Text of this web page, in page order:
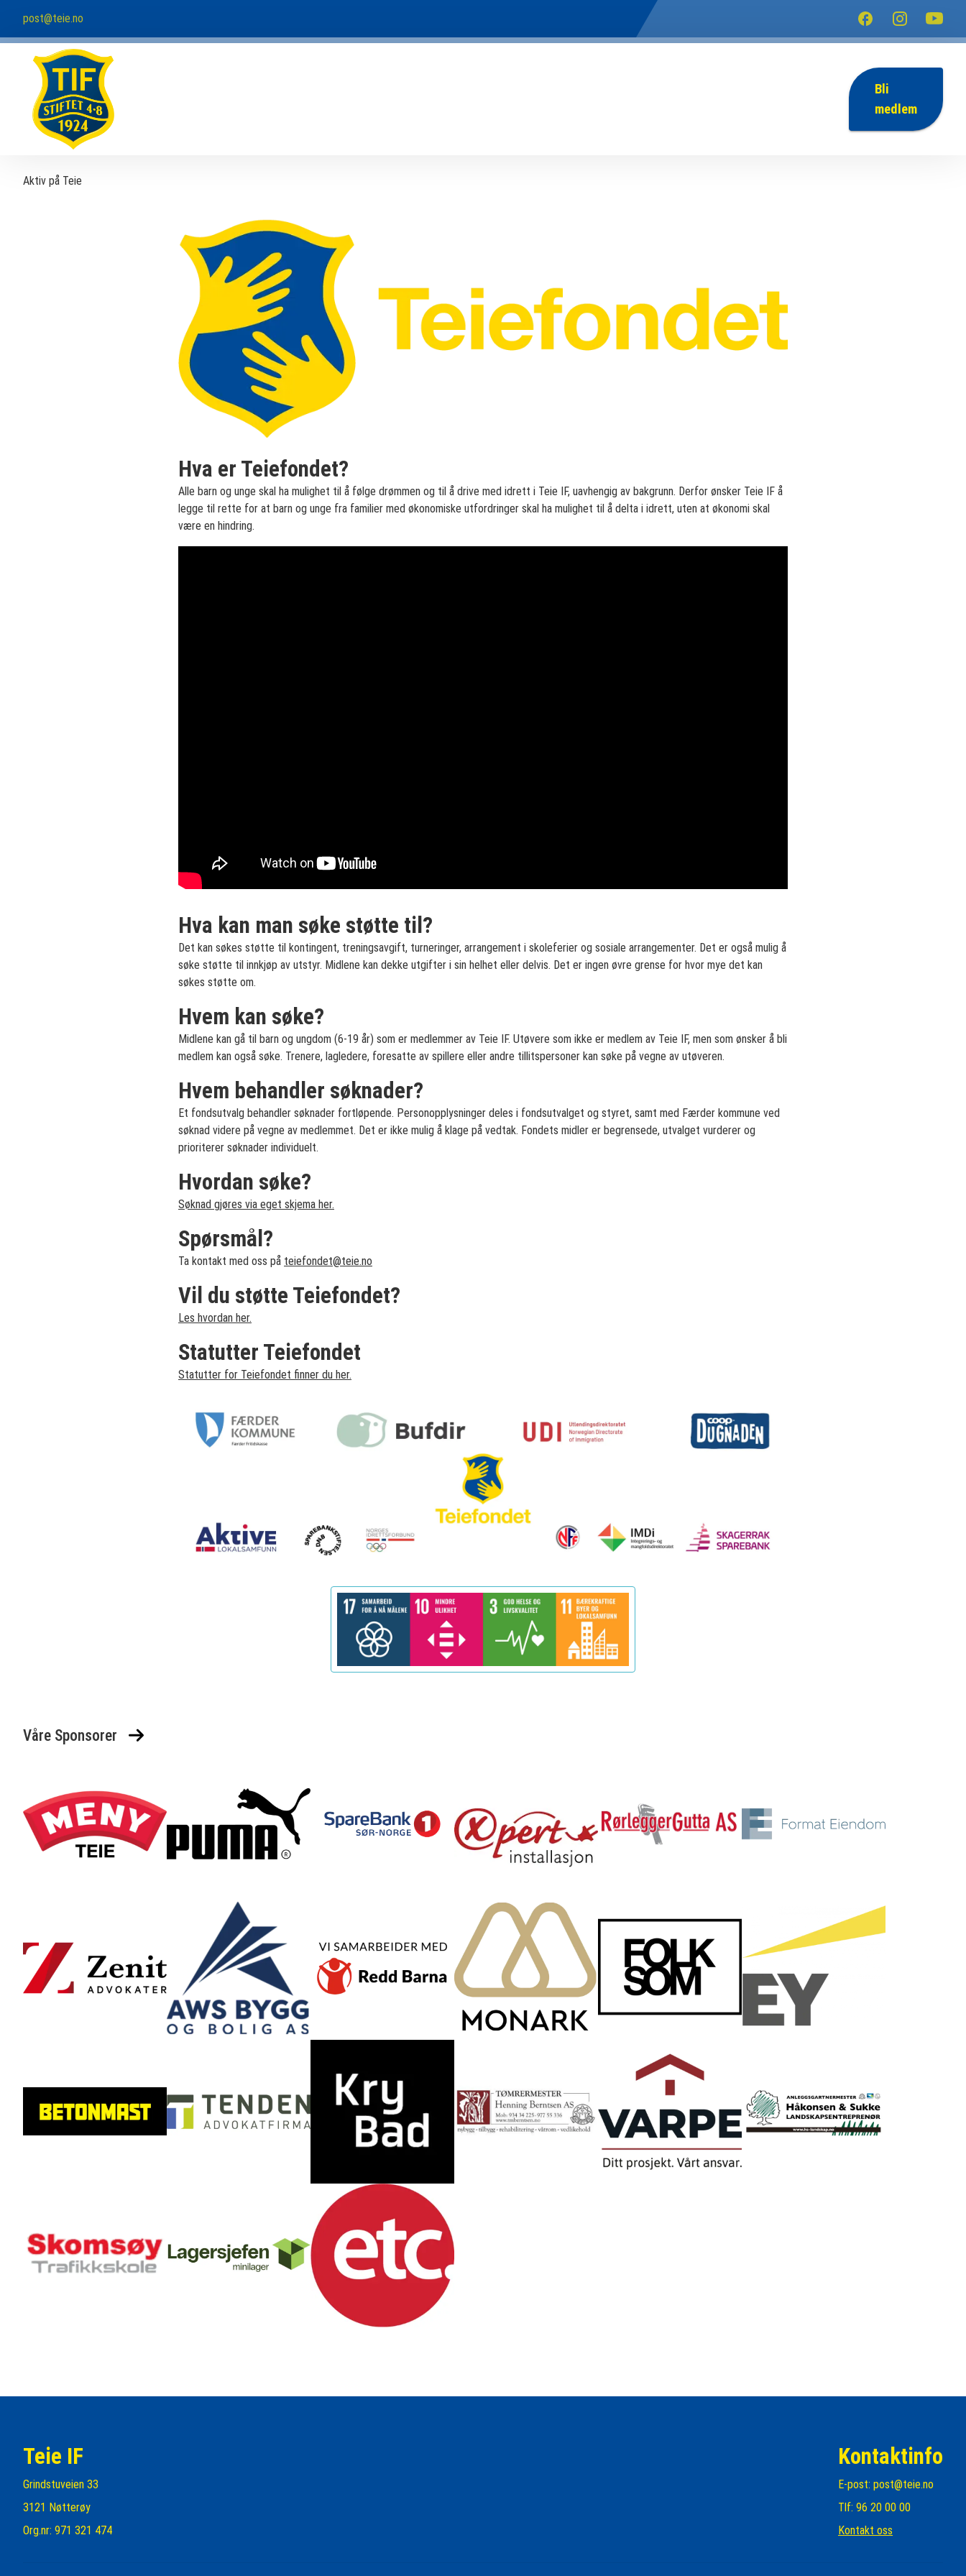
post@teie.no
Bli
medlem
Aktiv på Teie
Hva er Teiefondet?
Alle barn og unge skal ha mulighet til å følge drømmen og til å drive med idrett i Teie IF, uavhengig av bakgrunn. Derfor ønsker Teie IF å
legge til rette for at barn og unge fra familier med økonomiske utfordringer skal ha mulighet til å delta i idrett, uten at økonomi skal
være en hindring.
Hva kan man søke støtte til?
Det kan søkes støtte til kontingent, treningsavgift, turneringer, arrangement i skoleferier og sosiale arrangementer. Det er også mulig å
søke støtte til innkjøp av utstyr. Midlene kan dekke utgifter i sin helhet eller delvis. Det er ingen øvre grense for hvor mye det kan
søkes støtte om.
Hvem kan søke?
Midlene kan gå til barn og ungdom (6-19 år) som er medlemmer av Teie IF. Utøvere som ikke er medlem av Teie IF, men som ønsker å bli
medlem kan også søke. Trenere, lagledere, foresatte av spillere eller andre tillitspersoner kan søke på vegne av utøveren.
Hvem behandler søknader?
Et fondsutvalg behandler søknader fortløpende. Personopplysninger deles i fondsutvalget og styret, samt med Færder kommune ved
søknad videre på vegne av medlemmet. Det er ikke mulig å klage på vedtak. Fondets midler er begrensede, utvalget vurderer og
prioriterer søknader individuelt.
Hvordan søke?
Søknad gjøres via eget skjema her.
Spørsmål?
Ta kontakt med oss på teiefondet@teie.no
Vil du støtte Teiefondet?
Les hvordan her.
Statutter Teiefondet
Statutter for Teiefondet finner du her.
Våre Sponsorer
Teie IF
Grindstuveien 33
3121 Nøtterøy
Org.nr: 971 321 474
Kontaktinfo
E-post: post@teie.no
Tlf: 96 20 00 00
Kontakt oss